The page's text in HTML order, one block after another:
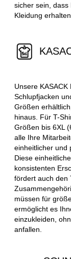
sicher sein,
Kleidung
Unsere KASACK
Schlupfjacken
Größen
hinaus. Für T-
Größen bis 6XL
alle Ihre
einheitlicher und
Diese
konsistenten
fördert auch den
müssen für
ermöglicht es
einzukleiden,
anfallen.